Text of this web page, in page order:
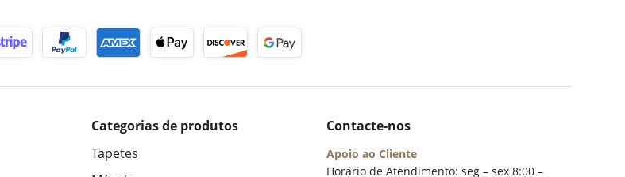
Categorias de produtos
Tapetes
Contacte-nos
Apoio ao Cliente
Horário de Atendimento: seg – sex 8:00 –